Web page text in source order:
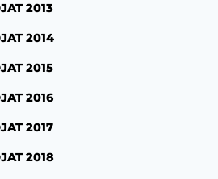
2013
2014
2015
2016
2017
2018